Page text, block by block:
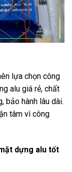
lựa chọn công
alu giá rẻ, chất
bảo hành lâu dài.
tâm vì công
dựng alu tốt